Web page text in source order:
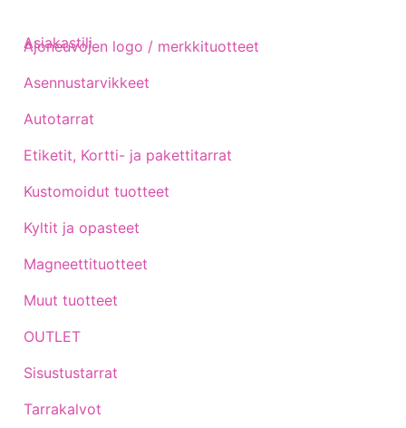
Ajoneuvojen logo / merkkituotteet
Asennustarvikkeet
Autotarrat
Etiketit, Kortti- ja pakettitarrat
Kustomoidut tuotteet
Kyltit ja opasteet
Magneettituotteet
Muut tuotteet
OUTLET
Sisustustarrat
Tarrakalvot
Asiakastili